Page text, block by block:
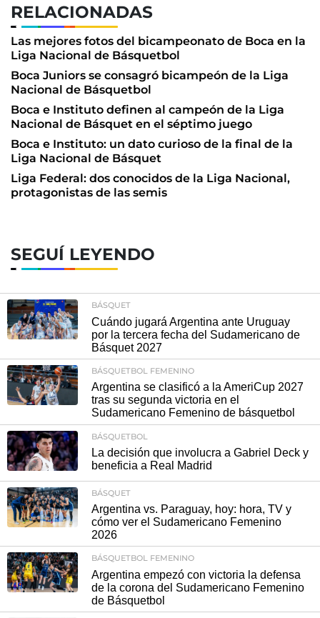
RELACIONADAS
Las mejores fotos del bicampeonato de Boca en la
Liga Nacional de Básquetbol
Boca Juniors se consagró bicampeón de la Liga
Nacional de Básquetbol
Boca e Instituto definen al campeón de la Liga
Nacional de Básquet en el séptimo juego
Boca e Instituto: un dato curioso de la final de la
Liga Nacional de Básquet
Liga Federal: dos conocidos de la Liga Nacional,
protagonistas de las semis
SEGUÍ LEYENDO
BÁSQUET
Cuándo jugará Argentina ante Uruguay
por la tercera fecha del Sudamericano de
Básquet 2027
BÁSQUETBOL FEMENINO
Argentina se clasificó a la AmeriCup 2027
tras su segunda victoria en el
Sudamericano Femenino de básquetbol
BÁSQUETBOL
La decisión que involucra a Gabriel Deck y
beneficia a Real Madrid
BÁSQUET
Argentina vs. Paraguay, hoy: hora, TV y
cómo ver el Sudamericano Femenino
2026
BÁSQUETBOL FEMENINO
Argentina empezó con victoria la defensa
de la corona del Sudamericano Femenino
de Básquetbol